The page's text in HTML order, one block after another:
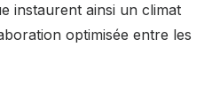
instaurent ainsi un climat
optimisée entre les